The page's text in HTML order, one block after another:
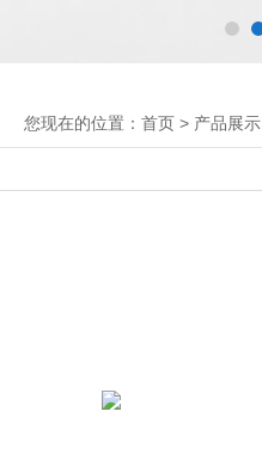
您现在的位置： 首页 > 产品展示